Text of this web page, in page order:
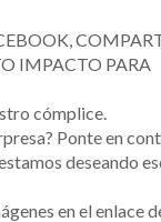
IMPACTO PARA
cómplice.
Ponte en
deseando
en el enlace